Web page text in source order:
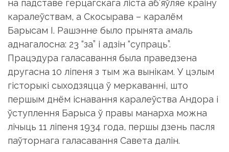
Барысам I. Рашэнне было прынята амаль
аднагалосна: 23 “за” і адзін “супраць”.
Працэдура галасавання была праведзена
другасна 10 ліпеня з тым жа вынікам. У цэлым
гісторыкі сыходзяцца ў меркаванні, што
першым днём існавання каралеўства Андора і
ўступлення Барыса ў правы манарха можна
лічыць 11 ліпеня 1934 года, першы дзень пасля
паўторнага галасавання Савета далін.
Далейшыя факты пра праўленне Скосырава ў